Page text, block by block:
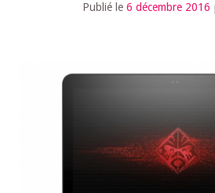
Publié le 6 décembre 2016